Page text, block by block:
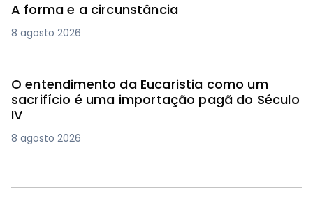
A forma e a circunstância
8 agosto 2026
O entendimento da Eucaristia como um
sacrifício é uma importação pagã do Século
IV
8 agosto 2026